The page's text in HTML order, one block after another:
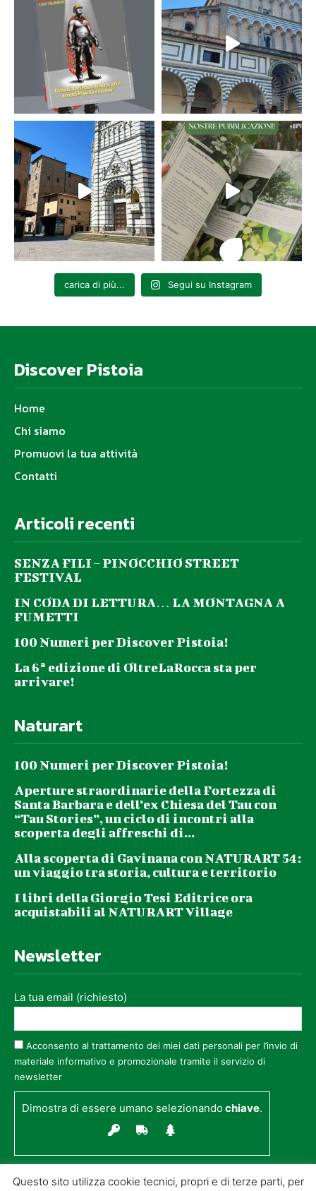
carica di più... Segui su Instagram
Discover Pistoia
Home
Chi siamo
Promuovi la tua attività
Contatti
Articoli recenti
SENZA FILI – PINOCCHIO STREET
FESTIVAL
IN CODA DI LETTURA… LA MONTAGNA A
FUMETTI
100 Numeri per Discover Pistoia!
La 6ª edizione di OltreLaRocca sta per
arrivare!
Naturart
100 Numeri per Discover Pistoia!
Aperture straordinarie della Fortezza di
Santa Barbara e dell’ex Chiesa del Tau con
“Tau Stories”, un ciclo di incontri alla
scoperta degli affreschi di...
Alla scoperta di Gavinana con NATURART 54:
un viaggio tra storia, cultura e territorio
I libri della Giorgio Tesi Editrice ora
acquistabili al NATURART Village
Newsletter
La tua email (richiesto)
Acconsento al trattamento dei miei dati personali per l’invio di
materiale informativo e promozionale tramite il servizio di
newsletter
Dimostra di essere umano selezionandochiave.
Questo sito utilizza cookie tecnici, propri e di terze parti, per